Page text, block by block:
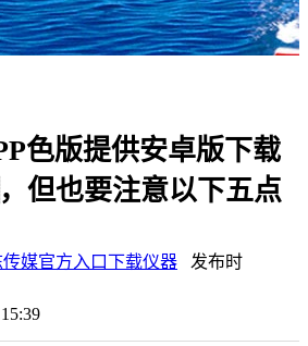
色版提供安卓版下载
但也要注意以下五点
传媒官方入口下载仪器 发布时